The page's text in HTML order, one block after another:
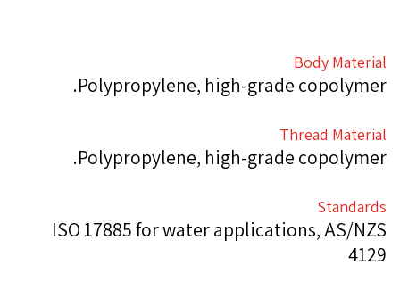
Body Material
Polypropylene, high-grade copolymer.
Thread Material
Polypropylene, high-grade copolymer.
Standards
ISO 17885 for water applications, AS/NZS
4129